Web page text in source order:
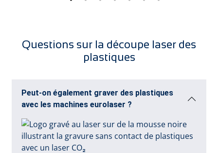
Questions sur la découpe laser des
plastiques
Peut-on également graver des plastiques
avec les machines eurolaser ?